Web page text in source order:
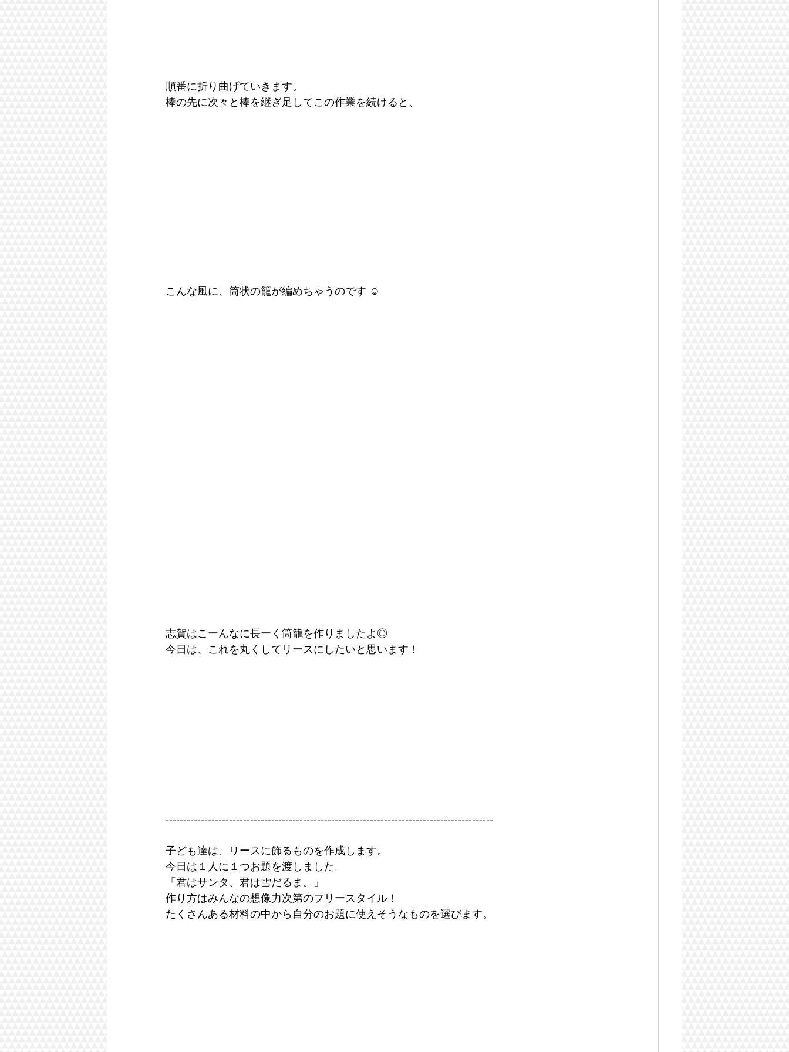
順番に折り曲げていきます。
棒の先に次々と棒を継ぎ足してこの作業を続けると、
こんな風に、筒状の籠が編めちゃうのです ☺︎
志賀はこーんなに長ーく筒籠を作りましたよ◎
今日は、これを丸くしてリースにしたいと思います！
---------------------------------------------------------------------------------------------
子ども達は、リースに飾るものを作成します。
今日は１人に１つお題を渡しました。
「君はサンタ、君は雪だるま。」
作り方はみんなの想像力次第のフリースタイル！
たくさんある材料の中から自分のお題に使えそうなものを選びます。